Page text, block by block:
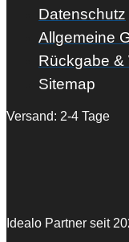
Datenschutz
Allgemeine
Rückgabe &
Sitemap
Versand: 2-4 Tage
Idealo Partner seit